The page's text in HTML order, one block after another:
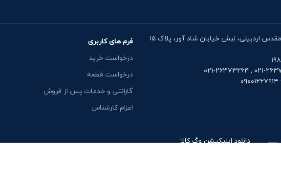
آدرس دفتر: خیابان مقدس اردبیلی، نبش خیابان شاد آور، پلاک ۱۵
فرم های کاربری
درخواست خرید
درخواست قطعه
گارانتی و خدمات پس از فروش
اعزام کارشناس
دانلود اپلیکیشن وگ کالا: